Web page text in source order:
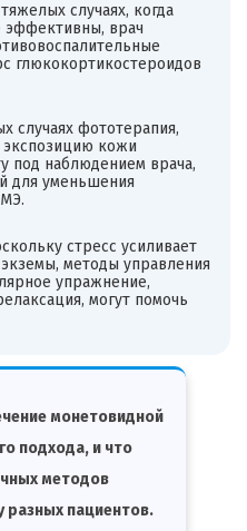
случаях, когда
эффективны, врач
глюкокортикостероидов
случаях фототерапия,
экспозицию кожи
под наблюдением врача,
для уменьшения
стресс усиливает
методы управления
упражнение,
могут помочь
монетовидной
подхода, и что
методов
разных пациентов.